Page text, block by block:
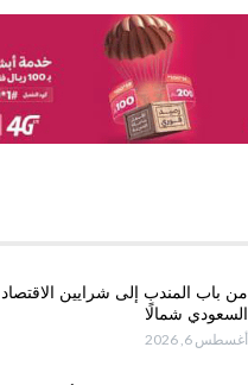
من باب المندب إلى شرايين الاقتصاد
السعودي شمالًا
أغسطس 6, 2026